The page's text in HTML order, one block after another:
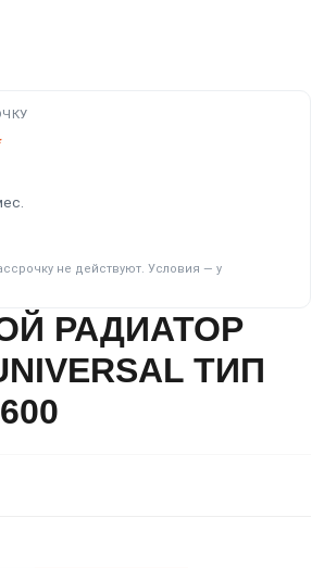
не действуют. Условия — у
РАДИАТОР
ТИП